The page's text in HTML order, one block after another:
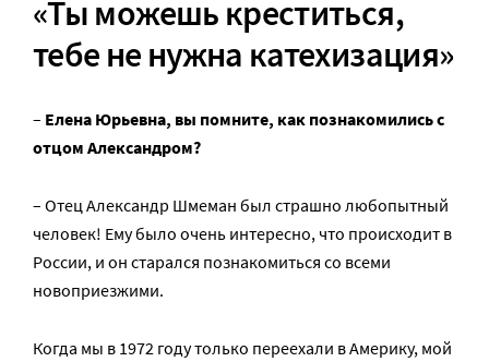
«Ты можешь креститься,
тебе не нужна катехизация»
– Елена Юрьевна, вы помните, как познакомились с
отцом Александром?
– Отец Александр Шмеман был страшно любопытный
человек! Ему было очень интересно, что происходит в
России, и он старался познакомиться со всеми
новоприезжими.
Когда мы в 1972 году только переехали в Америку, мой